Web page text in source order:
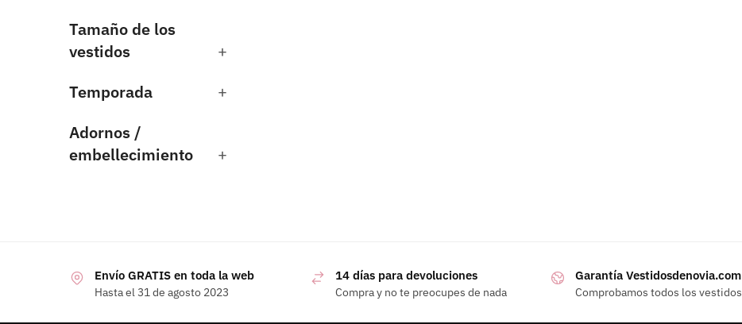
Tamaño de los
vestidos
+
Temporada
+
Adornos /
embellecimiento
+
Envío GRATIS en toda la web
Hasta el 31 de agosto 2023
14 días para devoluciones
Compra y no te preocupes de nada
Garantía Vestidosdenovia.com
Comprobamos todos los vestidos